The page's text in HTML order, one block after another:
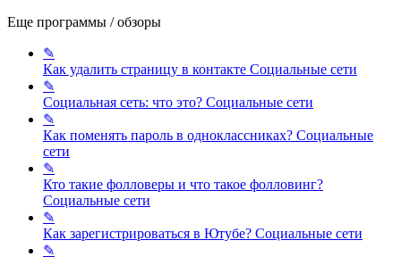
Еще программы / обзоры
✎
Как удалить страницу в контакте Социальные сети
✎
Социальная сеть: что это? Социальные сети
✎
Как поменять пароль в одноклассниках? Социальные
сети
✎
Кто такие фолловеры и что такое фолловинг?
Социальные сети
✎
Как зарегистрироваться в Ютубе? Социальные сети
✎